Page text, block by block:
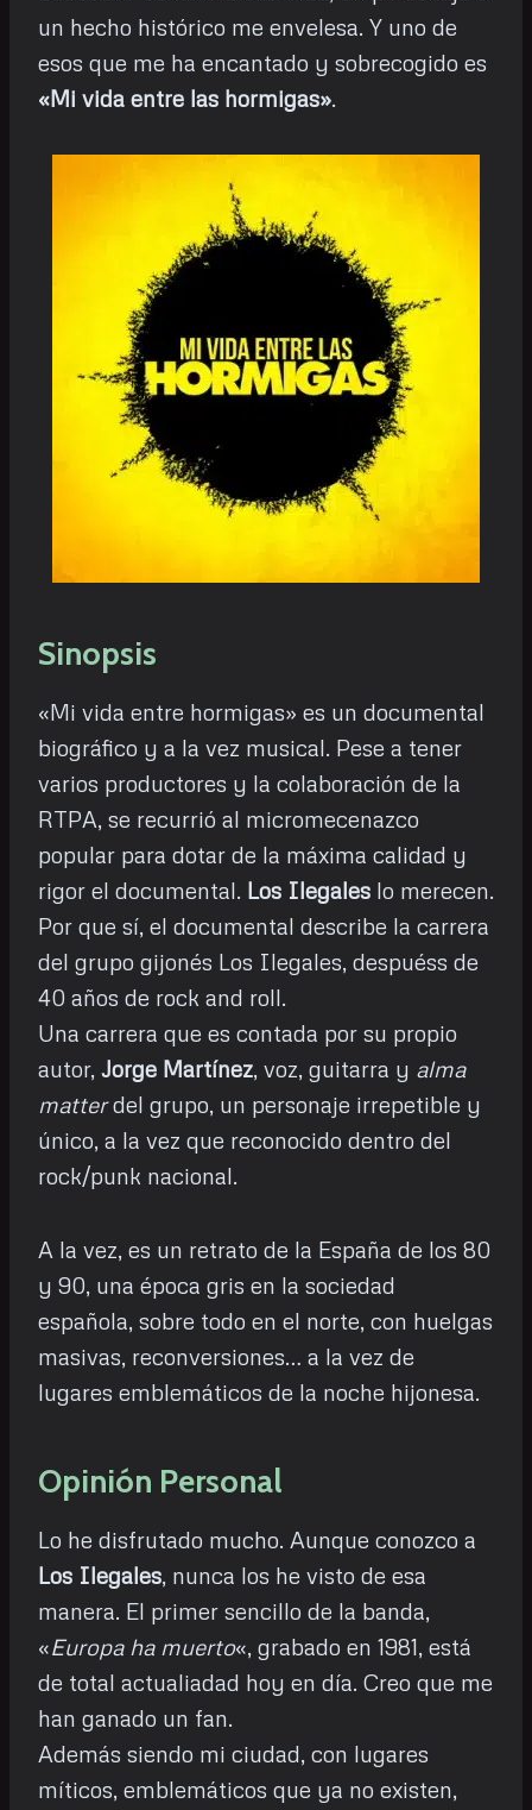
un hecho histórico me envelesa. Y uno de
esos que me ha encantado y sobrecogido es
«Mi vida entre las hormigas».
Sinopsis
«Mi vida entre hormigas» es un documental
biográfico y a la vez musical. Pese a tener
varios productores y la colaboración de la
RTPA, se recurrió al micromecenazco
popular para dotar de la máxima calidad y
rigor el documental. Los Ilegales lo merecen.
Por que sí, el documental describe la carrera
del grupo gijonés Los Ilegales, despuéss de
40 años de rock and roll.
Una carrera que es contada por su propio
autor, Jorge Martínez, voz, guitarra y alma
matterdel grupo, un personaje irrepetible y
único, a la vez que reconocido dentro del
rock/punk nacional.
A la vez, es un retrato de la España de los 80
y 90, una época gris en la sociedad
española, sobre todo en el norte, con huelgas
masivas, reconversiones… a la vez de
lugares emblemáticos de la noche hijonesa.
Opinión Personal
Lo he disfrutado mucho. Aunque conozco a
Los Ilegales, nunca los he visto de esa
manera. El primer sencillo de la banda,
«Europa ha muerto«, grabado en 1981, está
de total actualiadad hoy en día. Creo que me
han ganado un fan.
Además siendo mi ciudad, con lugares
míticos, emblemáticos que ya no existen,